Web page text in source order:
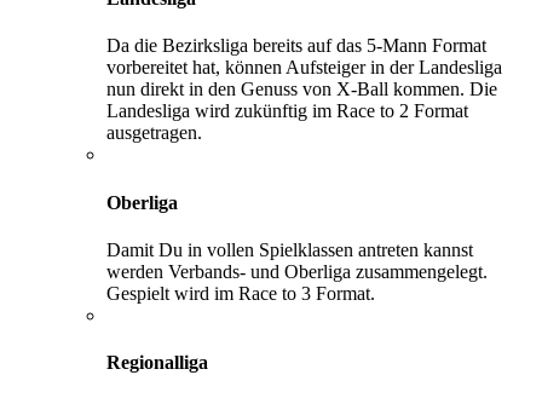
Da die Bezirksliga bereits auf das 5-Mann Format
vorbereitet hat, können Aufsteiger in der Landesliga
nun direkt in den Genuss von X-Ball kommen. Die
Landesliga wird zukünftig im Race to 2 Format
ausgetragen.
Oberliga
Damit Du in vollen Spielklassen antreten kannst
werden Verbands- und Oberliga zusammengelegt.
Gespielt wird im Race to 3 Format.
Regionalliga